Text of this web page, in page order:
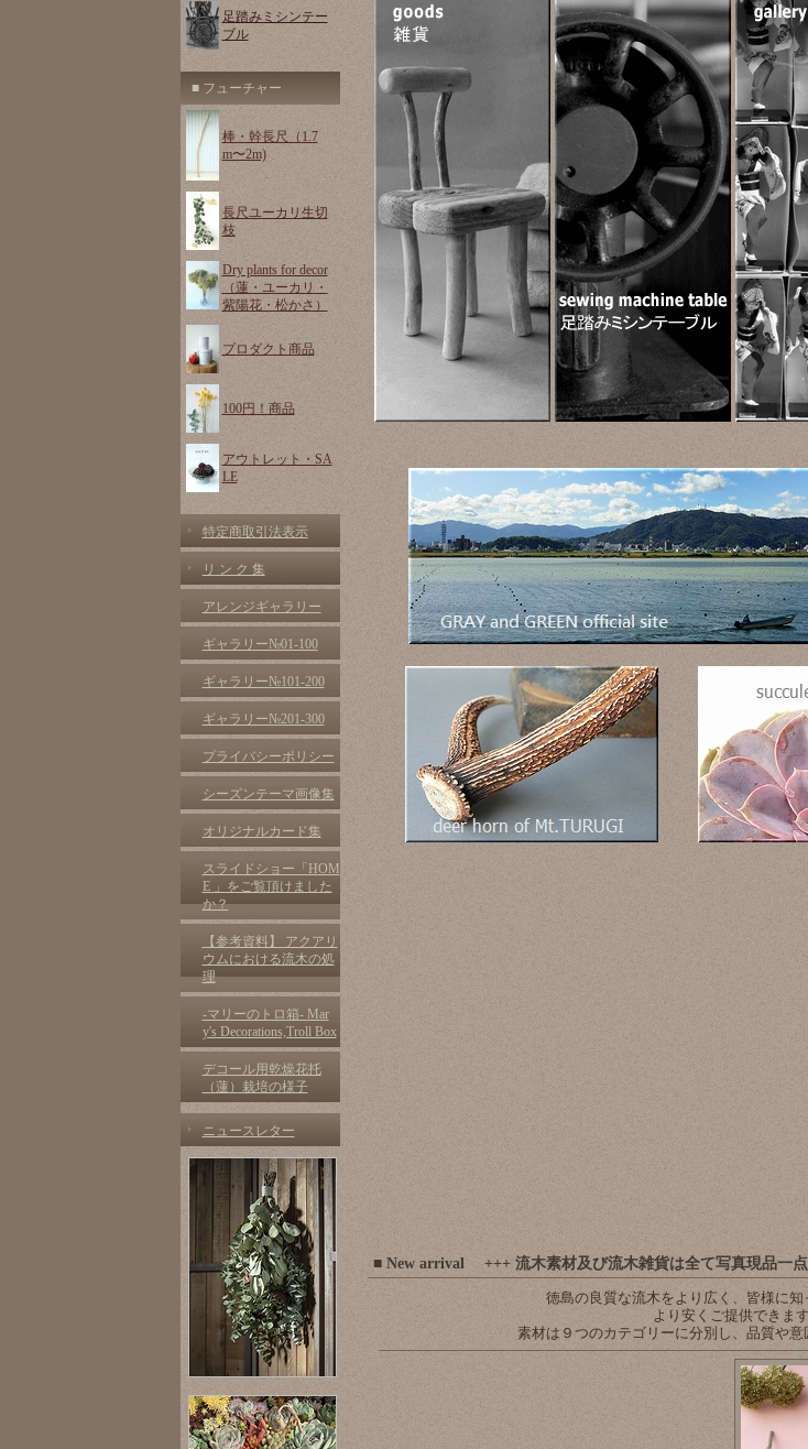
足踏みミシンテー
ブル
■ フューチャー
棒・幹長尺（1.7
m〜2m)
長尺ユーカリ生切
枝
Dry plants for decor
（蓮・ユーカリ・
紫陽花・松かさ）
プロダクト商品
100円！商品
アウトレット・SA
LE
特定商取引法表示
リ ン ク 集
アレンジギャラリー
ギャラリー№01-100
ギャラリー№101-200
ギャラリー№201-300
プライバシーポリシー
シーズンテーマ画像集
オリジナルカード集
スライドショー「HOM
E 」をご覧頂けました
か？
【参考資料】 アクアリ
ウムにおける流木の処
理
-マリーのトロ箱- Mar
y's Decorations,Troll Box
デコール用乾燥花托
（蓮）栽培の様子
ニュースレター
■ New arrival +++ 流木素材及び流木雑貨は全て写真現品一
徳島の良質な流木をより広く、皆様に知
より安くご提供できま
素材は９つのカテゴリーに分別し、品質や